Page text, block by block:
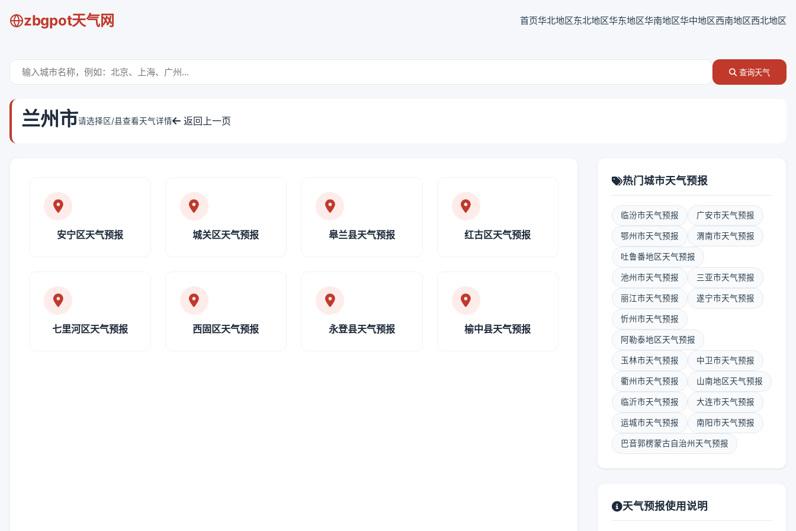
zbgpot天气网 首页华北地区东北地区华东地区华南地区华中地区西南地区西北地区
查询天气
兰州市请选择区/县查看天气详情 返回上一页
安宁区天气预报 城关区天气预报 皋兰县天气预报 红古区天气预报
七里河区天气预报 西固区天气预报 永登县天气预报 榆中县天气预报
热门城市天气预报
临汾市天气预报 广安市天气预报
鄂州市天气预报 渭南市天气预报
吐鲁番地区天气预报
池州市天气预报 三亚市天气预报
丽江市天气预报 遂宁市天气预报
忻州市天气预报
阿勒泰地区天气预报
玉林市天气预报 中卫市天气预报
衢州市天气预报 山南地区天气预报
临沂市天气预报 大连市天气预报
运城市天气预报 南阳市天气预报
巴音郭楞蒙古自治州天气预报
天气预报使用说明